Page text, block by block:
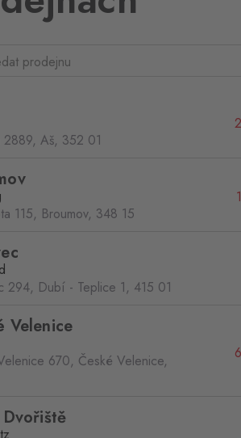
2889, Aš, 352 01
115, Broumov, 348 15
294, Dubí - Teplice 1, 415 01
Velenice
670, České Velenice,